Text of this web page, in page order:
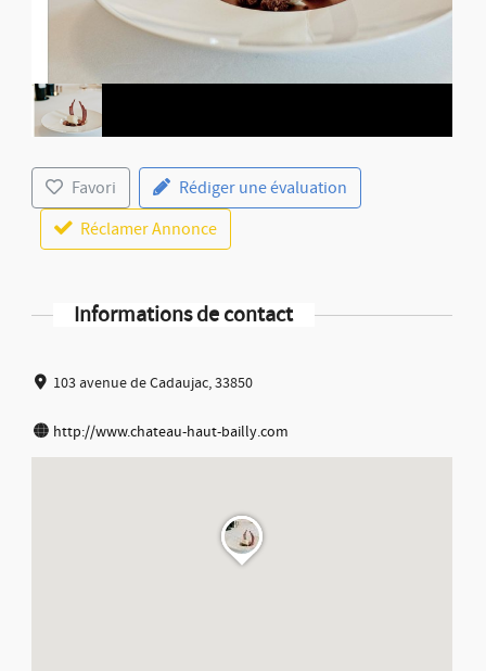
Favori
Rédiger une évaluation
Réclamer Annonce
Informations de contact
103 avenue de Cadaujac, 33850
http://www.chateau-haut-bailly.com